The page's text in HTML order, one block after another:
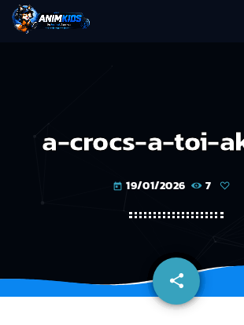
a-crocs-a-toi-
today 19/01/2026 7
share
email